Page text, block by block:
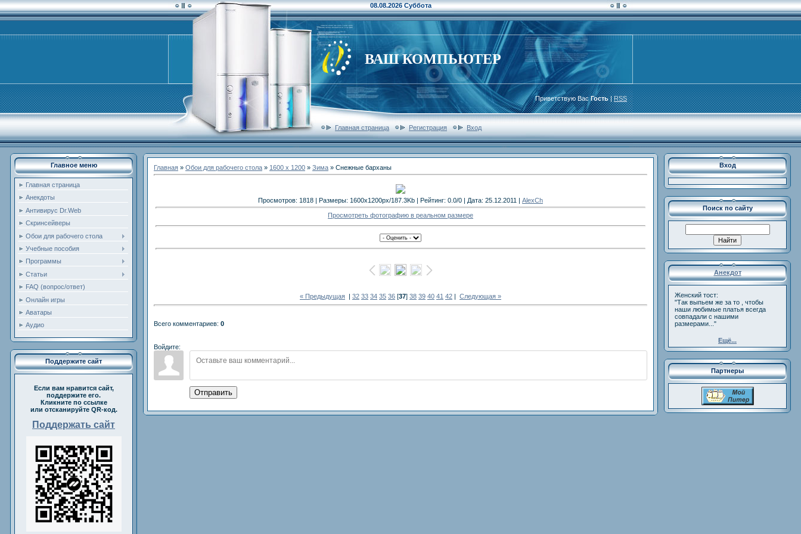
08.08.2026 Суббота
ВАШ КОМПЬЮТЕР
Приветствую ВасГость|RSS
Главная страница Регистрация Вход
Главное меню
Главная страница
Анекдоты
Антивирус Dr.Web
Скринсейверы
Обои для рабочего стола
Учебные пособия
Программы
Статьи
FAQ (вопрос/ответ)
Онлайн игры
Аватары
Аудио
Поддержите сайт
Если вам нравится сайт,
поддержите его.
Кликните по ссылке
или отсканируйте QR-код.
Поддержать сайт
Главная » Обои для рабочего стола » 1600 x 1200 » Зима » Снежные барханы
Просмотров: 1818 | Размеры: 1600x1200px/187.3Kb | Рейтинг: 0.0/0 | Дата: 25.12.2011 | AlexCh
Просмотреть фотографию в реальном размере
« Предыдущая | 32 33 34 35 36 [37] 38 39 40 41 42 | Следующая »
Всего комментариев: 0
Войдите:
Отправить
Вход
Поиск по сайту
Анекдот
Женский тост:
"Так выпьем же за то , чтобы
наши любимые платья всегда
совпадали с нашими
размерами..."
Ещё...
Партнеры